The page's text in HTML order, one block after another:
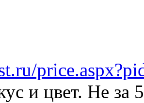
и цвет. Не за